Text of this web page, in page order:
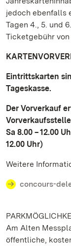
jedoch ebenfalls
Tagen 4., 5. und
Ticketgebühr von
Eintrittskarten
Tageskasse.
Der Vorverkauf
Sa 8.00 – 12.00
12.00 Uhr)
Weitere
concours-
Am Alten
öffentliche,